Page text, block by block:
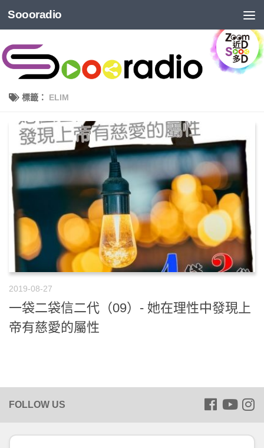
Soooradio
標籤： ELIM
2019-08-27
一袋二袋信二代（09）- 她在理性中發現上
帝有慈愛的屬性